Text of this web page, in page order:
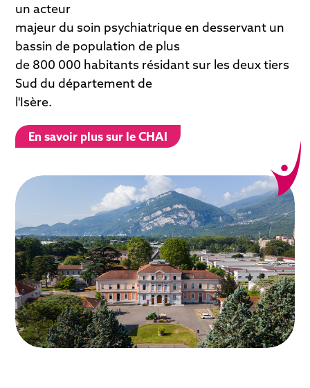
un acteur
majeur du soin psychiatrique en desservant un
bassin de population de plus
de 800 000 habitants résidant sur les deux tiers
Sud du département de
l'Isère.
En savoir plus sur le CHAI